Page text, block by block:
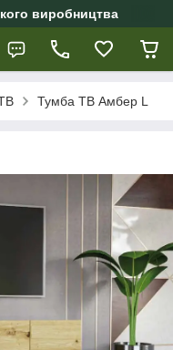
виробництва
Тумба ТВ Амбер L